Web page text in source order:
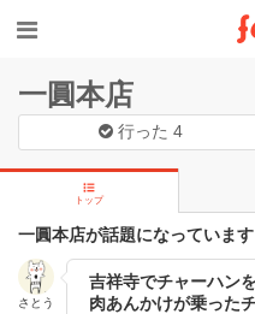
一圓本店
行った4
トップ
一圓本店が話題になっています
さとう
吉祥寺でチャーハン
肉あんかけが乗った